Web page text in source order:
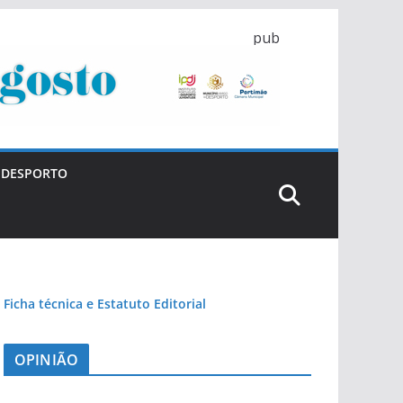
pub
DESPORTO
Ficha técnica e Estatuto Editorial
OPINIÃO